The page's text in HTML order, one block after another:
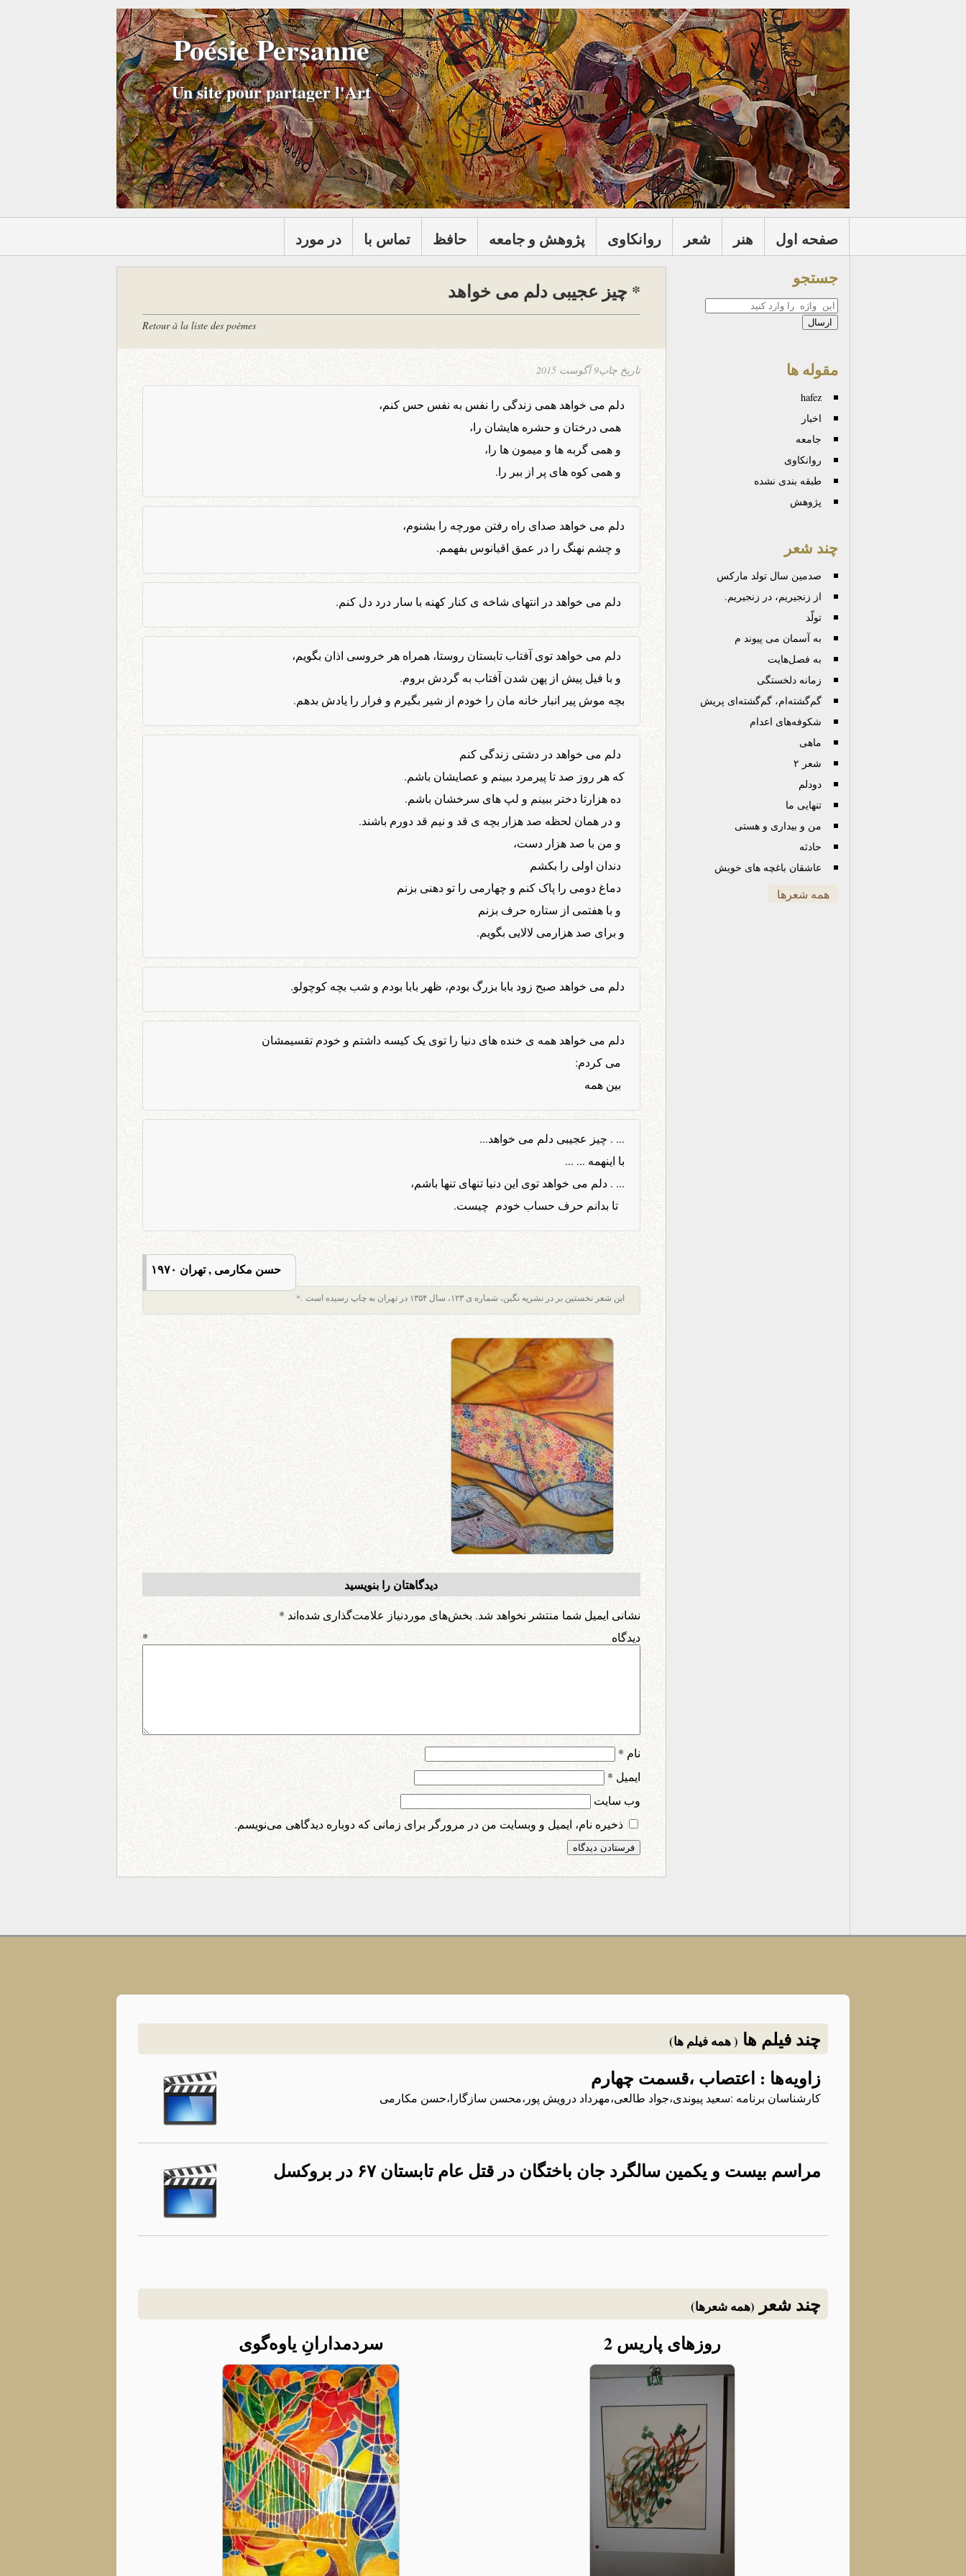
Poésie Persanne
Un site pour partager l'Art
در مورد تماس با حافظ پژوهش و جامعه روانكاوی شعر هنر صفحه اول
* چیز عجیبی دلم می خواهد
Retour à la liste des poèmes
تاریخ چاپ9 آگوست 2015
دلم می خواهد همی زندگی را نفس به نفس حس کنم،
همی درختان و حشره هایشان را،
و همی گربه ها و میمون ها را،
و همی کوه های پر از ببر را.
دلم می خواهد صدای راه رفتن مورچه را بشنوم،
و چشم نهنگ را در عمق اقیانوس بفهمم.
دلم می خواهد در انتهای شاخه ی کنار کهنه با سار درد دل کنم.
دلم می خواهد توی آفتاب تابستان روستا، همراه هر خروسی اذان بگویم،
و با فیل پیش از پهن شدن آفتاب به گردش بروم.
بچه موش پیر انبار خانه مان را خودم از شیر بگیرم و فرار را یادش بدهم.
دلم می خواهد در دشتی زندگی کنم
که هر روز صد تا پیرمرد ببینم و عصایشان باشم.
ده هزارتا دختر ببینم و لپ های سرخشان باشم.
و در همان لحظه صد هزار بچه ی قد و نیم قد دورم باشند.
و من با صد هزار دست،
دندان اولی را بکشم
دماغ دومی را پاک کنم و چهارمی را تو دهنی بزنم
و با هفتمی از ستاره حرف بزنم
و برای صد هزارمی لالایی بگویم.
دلم می خواهد صبح زود بابا بزرگ بودم، ظهر بابا بودم و شب بچه کوچولو.
دلم می خواهد همه ی خنده های دنیا را توی یک کیسه داشتم و خودم تقسیمشان
می کردم:
بین همه
... . چیز عجیبی دلم می خواهد...
با اینهمه ... ...
... . دلم می خواهد توی این دنیا تنهای تنها باشم،
تا بدانم حرف حساب خودم چیست.
حسن مکارمی , تهران ۱۹۷۰
این شعر نخستین بر در نشریه نگین، شماره ی ۱۲۳، سال ۱۳۵۴ در تهران به چاپ رسیده است .*
دیدگاهتان را بنویسید
نشانی ایمیل شما منتشر نخواهد شد. بخش‌های موردنیاز علامت‌گذاری شده‌اند *
دیدگاه *
نام *
ایمیل *
وب‌ سایت
ذخیره نام، ایمیل و وبسایت من در مرورگر برای زمانی که دوباره دیدگاهی می‌نویسم.
جستجو
جستجو
مقوله ها
hafez
اخبار
جامعه
روانكاوی
طبقه بندی نشده
پژوهش
چند شعر
صدمین سال تولد مارکس
از زنجیریم، در زنجیریم.
تولّد
به آسمان می پیوند م
به فصل‌هایت
زمانه دلخستگی
گم‌گشته‌ام، گم‌گشته‌ای پریش
شکوفه‌های اعدام
ماهی
شعر ۲
دودلم
تنهایی ما
من و بیداری و هستی
حادثه
عاشقان باغچه های خویش
همه شعرها
چند فیلم ها ( همه فیلم ها)
زاویه‌ها : اعتصاب ،قسمت چهارم
کارشناسان برنامه‌ :سعید پیوندی،جواد طالعی،مهرداد درویش پور،محسن سازگارا،حسن مکارمی
مراسم بيست و يکمين سالگرد جان باختگان در قتل عام تابستان ۶۷ در بروکسل
چند شعر (همه شعرها)
سردمدارانِ یاوه‌گوی روزهای پاریس 2